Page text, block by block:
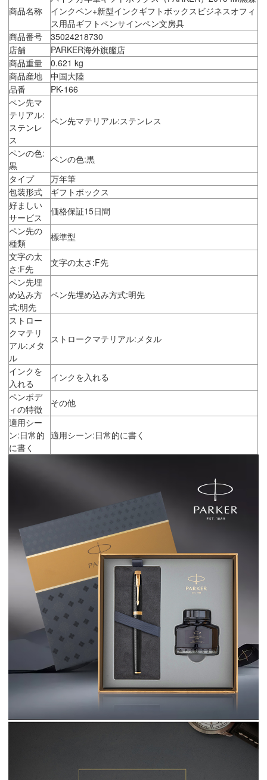
商品名称
インクペン+新型インクギフトボックスビジネスオフィ
ス用品ギフトペンサインペン文房具
商品番号
35024218730
店舗
PARKER海外旗艦店
商品重量
0.621 kg
商品産地
中国大陸
品番
PK-166
ペン先マ
テリアル:
ステンレ
ス
ペン先マテリアル:ステンレス
ペンの色:
黒
ペンの色:黒
タイプ
万年筆
包装形式
ギフトボックス
好ましい
サービス
価格保証15日間
ペン先の
種類
標準型
文字の太
さ:F先
文字の太さ:F先
ペン先埋
め込み方
式:明先
ペン先埋め込み方式:明先
ストロー
クマテリ
アル:メタ
ル
ストロークマテリアル:メタル
インクを
入れる
インクを入れる
ペンボデ
ィの特徴
その他
適用シー
ン:日常的
に書く
適用シーン:日常的に書く